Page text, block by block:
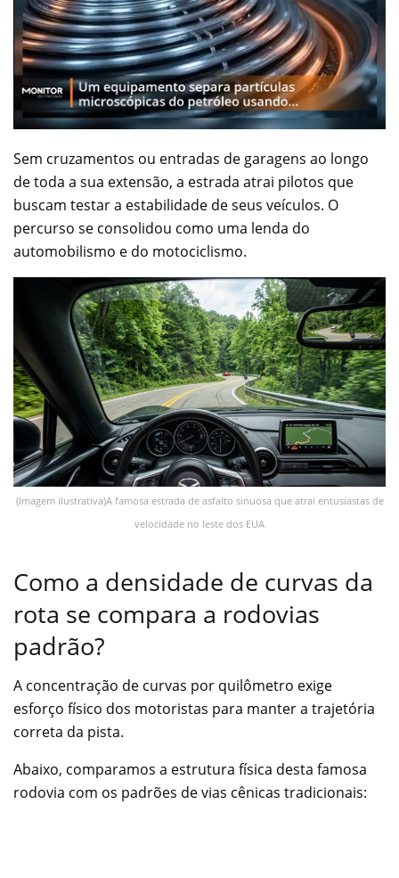
Sem cruzamentos ou entradas de garagens ao longo
de toda a sua extensão, a estrada atrai pilotos que
buscam testar a estabilidade de seus veículos. O
percurso se consolidou como uma lenda do
automobilismo e do motociclismo.
(Imagem ilustrativa)A famosa estrada de asfalto sinuosa que atrai entusiastas de
velocidade no leste dos EUA
Como a densidade de curvas da
rota se compara a rodovias
padrão?
A concentração de curvas por quilômetro exige
esforço físico dos motoristas para manter a trajetória
correta da pista.
Abaixo, comparamos a estrutura física desta famosa
rodovia com os padrões de vias cênicas tradicionais: